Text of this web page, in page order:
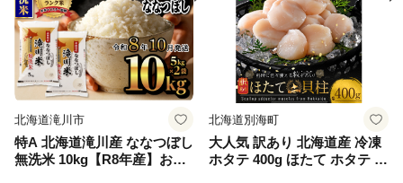
北海道滝川市
特A 北海道滝川産 ななつぼし
無洗米 10kg【R8年産】お米
北海道別海町
大人気 訳あり 北海道産 冷凍
ホタテ 400g ほたて ホタテ 帆